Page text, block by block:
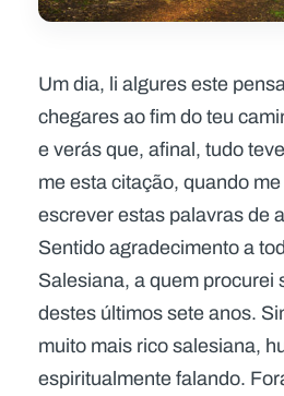
Um dia, li algures este
chegares ao fim do teu
e verás que, afinal, tudo
me esta citação, quando
escrever estas palavras de
Sentido agradecimento a
Salesiana, a quem procurei
destes últimos sete anos.
muito mais rico salesiana,
espiritualmente falando.